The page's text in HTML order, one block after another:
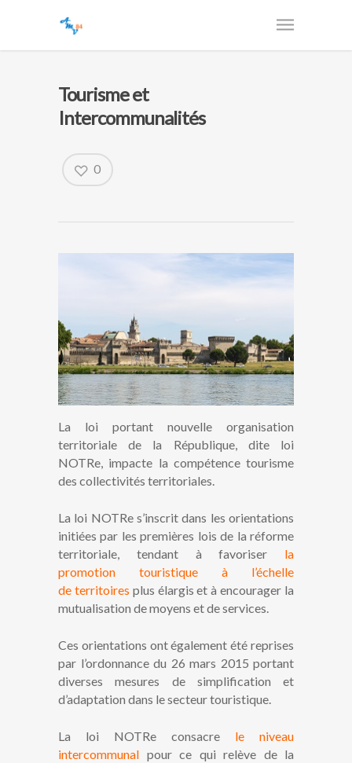
Tourisme et
Intercommunalités
0
La loi portant nouvelle organisation
territoriale de la République, dite loi
NOTRe, impacte la compétence tourisme
des collectivités territoriales.
La loi NOTRe s’inscrit dans les orientations
initiées par les premières lois de la réforme
territoriale, tendant à favoriser la
promotion touristique à l’échelle
de territoires plus élargis et à encourager la
mutualisation de moyens et de services.
Ces orientations ont également été reprises
par l’ordonnance du 26 mars 2015 portant
diverses mesures de simplification et
d’adaptation dans le secteur touristique.
La loi NOTRe consacre le niveau
intercommunal pour ce qui relève de la